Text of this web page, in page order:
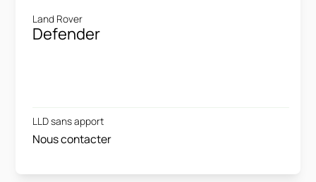
Land Rover
Defender
LLD sans apport
Nous contacter